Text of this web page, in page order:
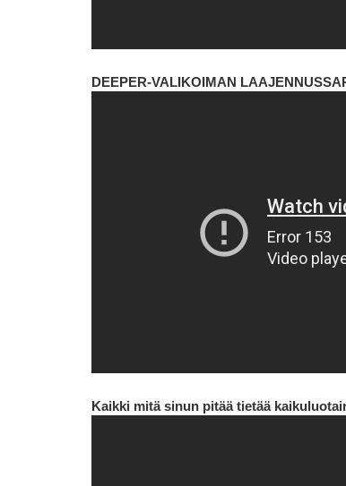
DEEPER-VALIKOIMAN
Kaikki mitä sinun pitää tietää